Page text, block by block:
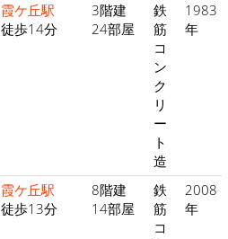
霞ケ丘駅
徒歩14分
3階建
24部屋
鉄
筋
コ
ン
ク
リ
ー
ト
造
1983
年
霞ケ丘駅
徒歩13分
8階建
14部屋
鉄
筋
コ
2008
年